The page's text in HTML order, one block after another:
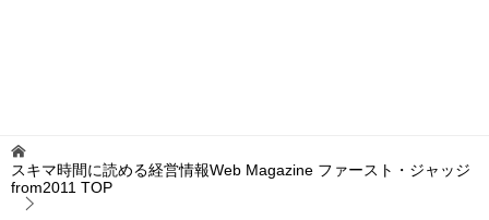
スキマ時間に読める経営情報Web Magazine ファースト・ジャッジ
from2011 TOP